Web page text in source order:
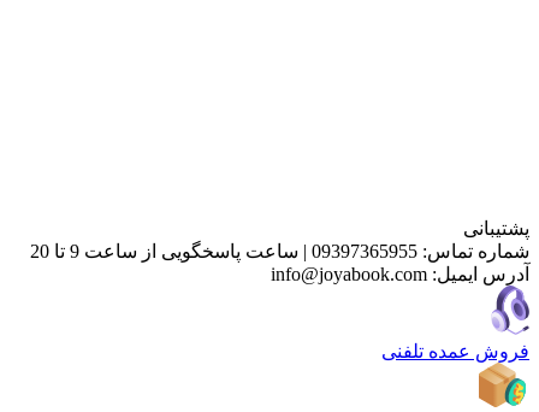
پشتیبانی
شماره تماس: 09397365955
| ساعت پاسخگویی از ساعت 9 تا 20
آدرس ایمیل: info@joyabook.com
فروش عمده تلفنی